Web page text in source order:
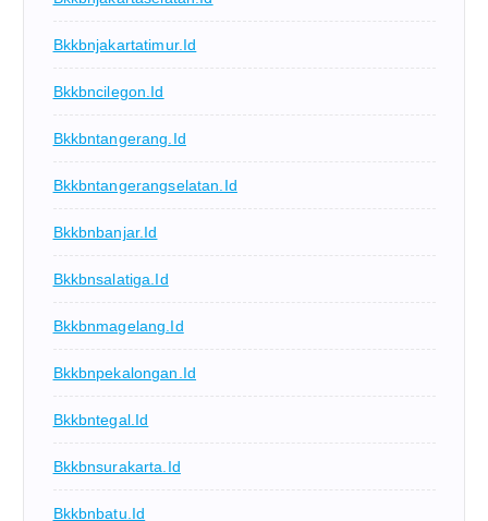
Bkkbnjakartatimur.id
Bkkbncilegon.id
Bkkbntangerang.id
Bkkbntangerangselatan.id
Bkkbnbanjar.id
Bkkbnsalatiga.id
Bkkbnmagelang.id
Bkkbnpekalongan.id
Bkkbntegal.id
Bkkbnsurakarta.id
Bkkbnbatu.id